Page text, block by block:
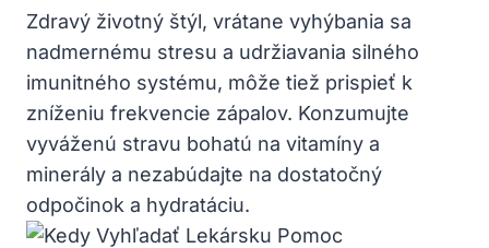
Zdravý⁢ životný štýl, ‍vrátane ‍vyhýbania sa
⁢nadmernému stresu a ⁣udržiavania silného
imunitného⁢ systému, môže tiež ⁤prispieť k
zníženiu ⁤frekvencie ⁣zápalov. Konzumujte
vyváženú stravu bohatú na vitamíny a
⁤minerály ⁢a‍ nezabúdajte na dostatočný
odpočinok a hydratáciu.